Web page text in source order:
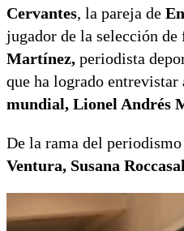
Cervantes, la pareja de
jugador de la selección
Martínez, periodista
que ha logrado entrevistar
mundial, Lionel Andrés
De la rama del periodismo
Ventura, Susana